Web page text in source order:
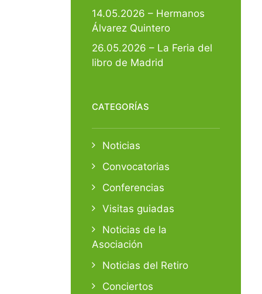
14.05.2026 – Hermanos
Álvarez Quintero
26.05.2026 – La Feria del
libro de Madrid
CATEGORÍAS
Noticias
Convocatorias
Conferencias
Visitas guiadas
Noticias de la
Asociación
Noticias del Retiro
Conciertos